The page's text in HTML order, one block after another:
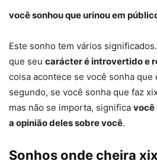
você sonhou que urinou em
Este sonho tem vários
que seu carácter é introvertido e
coisa acontece se você sonha que
segundo, se você sonha que faz
mas não se importa, significa você
a opinião deles sobre você.
Sonhos onde cheira